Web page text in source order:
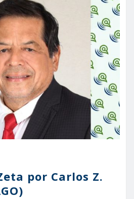
por Carlos Z.